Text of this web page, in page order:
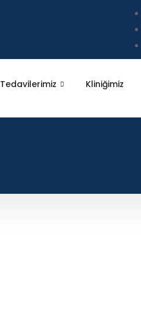
Tedavilerimiz Kliniğimiz